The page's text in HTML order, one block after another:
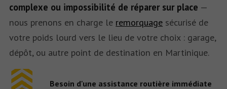
complexe ou impossibilité de réparer sur place —
nous prenons en charge le remorquage sécurisé de
votre poids lourd vers le lieu de votre choix : garage,
dépôt, ou autre point de destination en Martinique.
Besoin d'une assistance routière immédiate